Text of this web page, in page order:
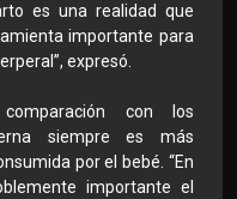
es una realidad que
importante para
expresó.
con los
siempre es más
por el bebé. “En
importante el